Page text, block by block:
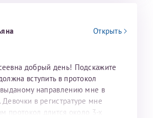
Открыть
добрый день! Подскажите
вступить в протокол
направлению мне в
Девочки в регистратуре мне
протокол длится около 3-х